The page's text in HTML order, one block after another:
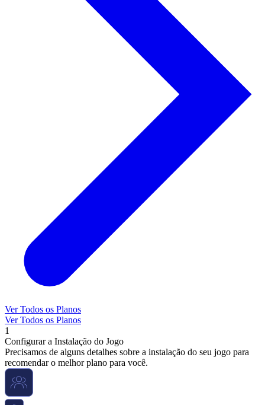
Ver Todos os Planos
Ver Todos os Planos
1
Configurar a Instalação do Jogo
Precisamos de alguns detalhes sobre a instalação do seu jogo para
recomendar o melhor plano para você.